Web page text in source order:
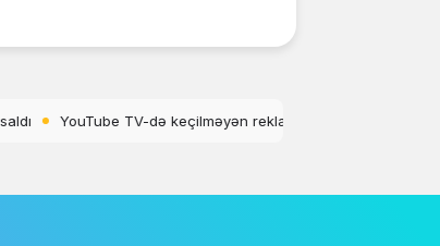
artır OnePlus 15T-nin rəsmi dizaynı və rəngləri